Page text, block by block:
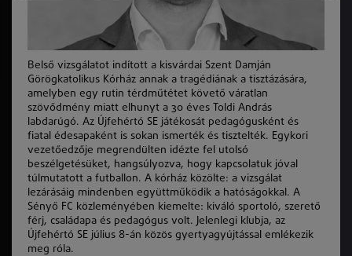
Belső vizsgálatot indított a kisvárdai Szent Damján
Görögkatolikus Kórház annak a tragédiának a tisztázására,
amelyben egy rutin térdműtétet követő váratlan
szövődmény miatt elhunyt a 30 éves Toldi András
labdarúgó. Az Újfehértó SE játékosát pedagógusként és
fiatal édesapaként is sokan ismerték és tisztelték. Egykori
vezetőedzője megrendülten idézte fel utolsó
beszélgetésüket, hangsúlyozva, hogy kapcsolatuk jóval
túlmutatott a futballon. A kórház közölte: a vizsgálat
lezárásáig mindenben együttműködik a hatóságokkal. A
Sényő FC közleményében kiemelte: kiváló sportoló, szerető
férj, családapa és pedagógus volt. Jelenlegi klubja, az
Újfehértó SE július 8-án közös gyertyagyújtással emlékezik
meg róla.